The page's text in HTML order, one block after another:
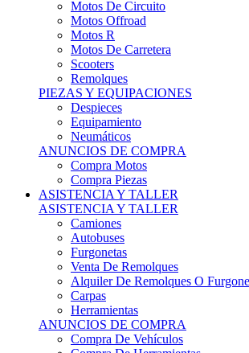
Motos R
Motos De Carretera
Scooters
Remolques
PIEZAS Y EQUIPACIONES
Despieces
Equipamiento
Neumáticos
ANUNCIOS DE COMPRA
Compra Motos
Compra Piezas
ASISTENCIA Y TALLER
ASISTENCIA Y TALLER
Camiones
Autobuses
Furgonetas
Venta De Remolques
Alquiler De Remolques O Furgones
Carpas
Herramientas
ANUNCIOS DE COMPRA
Compra De Vehículos
Compra De Herramientas